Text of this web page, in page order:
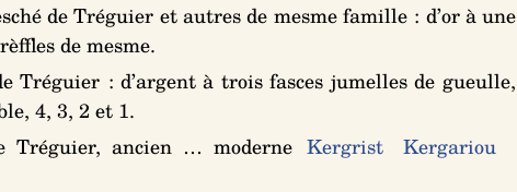
de Tréguier et autres de mesme famille : d’or à une
de mesme.
Tréguier :d’argent à trois fasces jumelles de gueulle,
4, 3, 2 et 1.
Tréguier, ancien … moderne Kergrist
Kergariou